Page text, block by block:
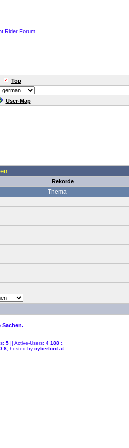
Rider Forum.
Top
User-Map
:.
Rekorde
Thema
Sachen.
5|| Active-Users: 4 188:.
, hosted by cyberlord.at